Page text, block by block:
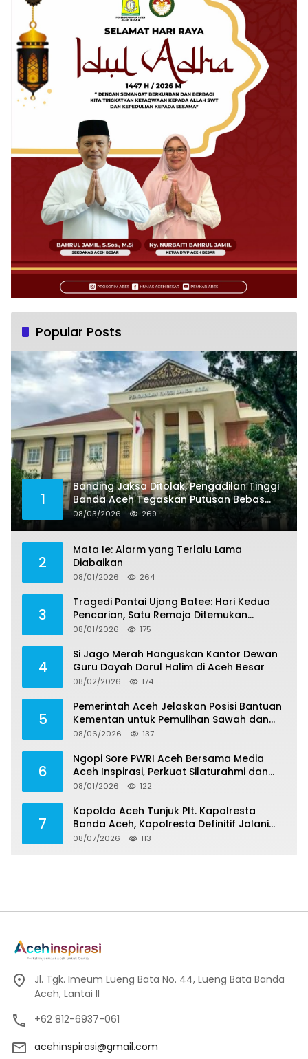
Popular Posts
1
Banding Jaksa Ditolak, Pengadilan Tinggi
Banda Aceh Tegaskan Putusan Bebas
Dua Terdakwa Korupsi Tak Bisa Diajukan
Banding
08/03/2026 269
2
Mata Ie: Alarm yang Terlalu Lama
Diabaikan
08/01/2026 264
3
Tragedi Pantai Ujong Batee: Hari Kedua
Pencarian, Satu Remaja Ditemukan
Meninggal, Tiga Korban Masih Dicari
08/01/2026 175
4
Si Jago Merah Hanguskan Kantor Dewan
Guru Dayah Darul Halim di Aceh Besar
08/02/2026 174
5
Pemerintah Aceh Jelaskan Posisi Bantuan
Kementan untuk Pemulihan Sawah dan
Kebun
08/06/2026 137
6
Ngopi Sore PWRI Aceh Bersama Media
Aceh Inspirasi, Perkuat Silaturahmi dan
Wariskan Pengalaman Berharga
08/01/2026 122
7
Kapolda Aceh Tunjuk Plt. Kapolresta
Banda Aceh, Kapolresta Definitif Jalani
Pemeriksaan di Mabes Polri
08/07/2026 113
Jl. Tgk. Imeum Lueng Bata No. 44, Lueng Bata Banda
Aceh, Lantai II
+62 812-6937-061
acehinspirasi@gmail.com